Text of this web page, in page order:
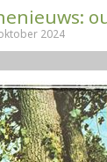
2024